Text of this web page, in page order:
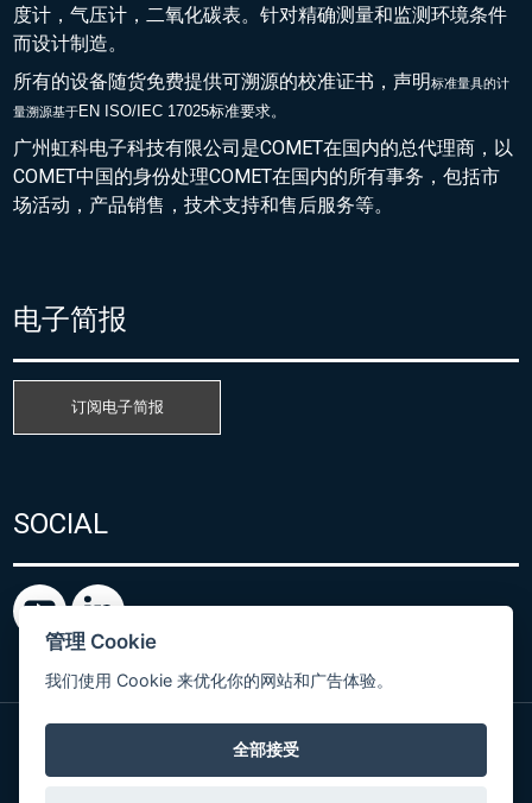
度计，气压计，二氧化碳表。针对精确测量和监测环境条件
而设计制造。
所有的设备随货免费提供可溯源的校准证书，声明标准量具的计
量溯源基于EN ISO/IEC 17025标准要求。
广州虹科电子科技有限公司是COMET在国内的总代理商，以
COMET中国的身份处理COMET在国内的所有事务，包括市
场活动，产品销售，技术支持和售后服务等。
电子简报
订阅电子简报
SOCIAL
管理 Cookie
我们使用 Cookie 来优化你的网站和广告体验。
全部接受